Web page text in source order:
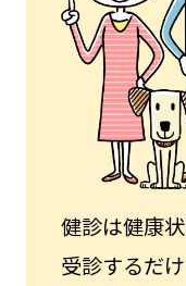
健診は健康
受診するだ